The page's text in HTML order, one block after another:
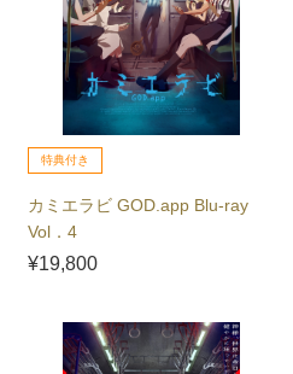
特典付き
カミエラビ GOD.app Blu-ray
Vol．4
¥19,800